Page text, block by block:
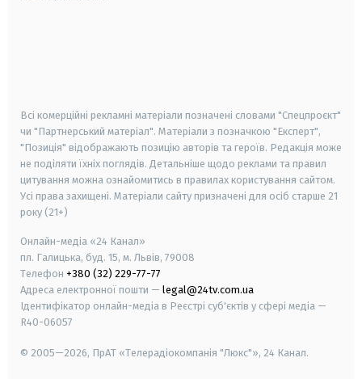
Всі комерційні рекламні матеріали позначені словами "Спецпроєкт"
чи "Партнерський матеріал". Матеріали з позначкою "Експерт",
"Позиція" відображають позицію авторів та героїв. Редакція може
не поділяти їхніх поглядів. Детальніше щодо реклами та правил
цитування можна ознайомитись в правилах користування сайтом.
Усі права захищені. Матеріали сайту призначені для осіб старше 21
року (21+)
Онлайн-медіа «24 Канал»
пл. Галицька, буд. 15, м. Львів, 79008
Телефон +380 (32) 229-77-77
Адреса електронної пошти — legal@24tv.com.ua
Ідентифікатор онлайн-медіа в Реєстрі суб'єктів у сфері медіа —
R40-06057
© 2005—2026, ПрАТ «Телерадіокомпанія "Люкс"», 24 Канал.